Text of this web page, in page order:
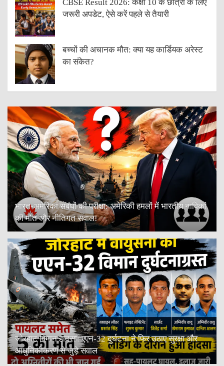
CBSE Result 2026: कक्षा 10 के छात्रों के लिए
जरूरी अपडेट, ऐसे करें पहले से तैयारी
बच्चों की अचानक मौत: क्या यह कार्डियक अरेस्ट
का संकेत?
भारत-अमेरिका संबंधों की परीक्षा: अमेरिकी हमलों में भारतीय नाविकों
की मौत और नीतिगत सवाल!
जोरहाट विमान हादसा: एएन-32 दुर्घटना ने फिर उठाए सुरक्षा और
आधुनिकीकरण से जुड़े सवाल